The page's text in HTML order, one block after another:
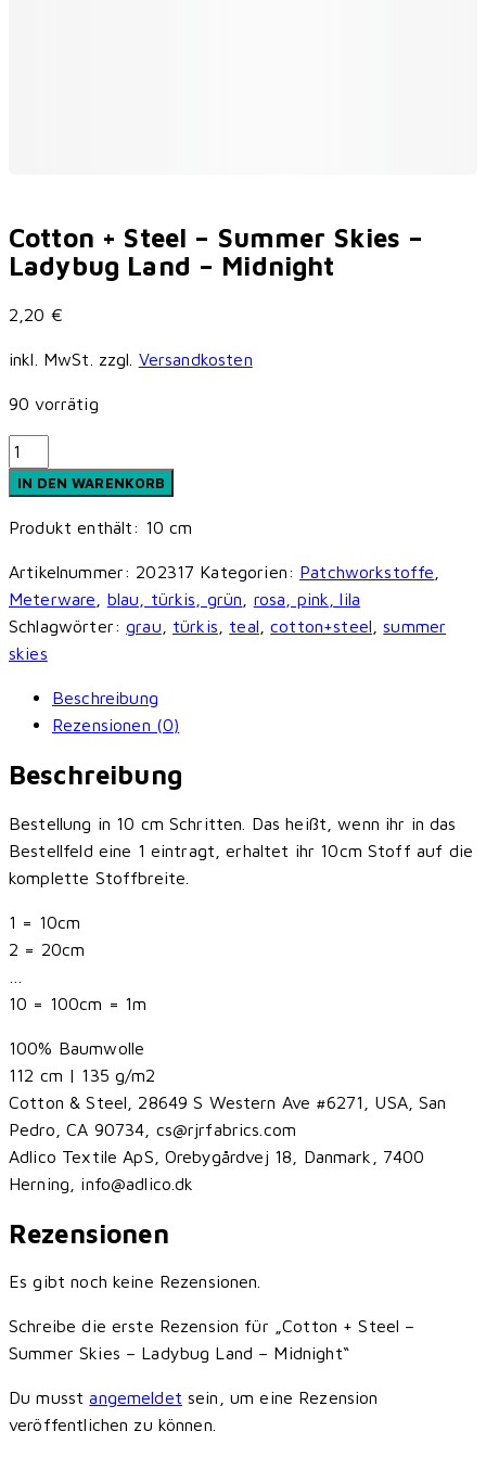
Cotton + Steel – Summer Skies –
Ladybug Land – Midnight
2,20 €
inkl. MwSt. zzgl. Versandkosten
90 vorrätig
Cotton
+
Steel
-
Skies
-
Ladybug
Land
Midnight
IN DEN WARENKORB
Produkt enthält: 10 cm
Artikelnummer: 202317 Kategorien: Patchworkstoffe
Meterware
blau, türkis, grün
rosa, pink, lila
Schlagwörter:grau türkis teal ,cotton+steel ,summer
skies
Beschreibung
Rezensionen (0)
Beschreibung
Bestellung in 10 cm Schritten. Das heißt, wenn ihr in das
Bestellfeld eine 1 eintragt, erhaltet ihr 10cm Stoff auf die
komplette Stoffbreite.
1 = 10cm
2 = 20cm
10 = 100cm = 1m
100% Baumwolle
112 cm | 135 g/m2
Cotton & Steel, 28649 S Western Ave #6271, USA, San
Pedro, CA 90734, cs@rjrfabrics.com
Adlico Textile ApS, Orebygårdvej 18, Danmark, 7400
Herning, info@adlico.dk
Rezensionen
Es gibt noch keine Rezensionen.
Schreibe die erste Rezension für „Cotton + Steel –
Summer Skies – Ladybug Land – Midnight“
Du musstangemeldet sein, um eine Rezension
veröffentlichen zu können.